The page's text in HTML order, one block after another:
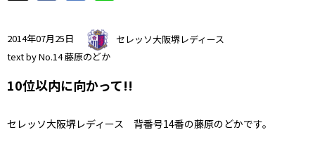
2014年07月25日
セレッソ大阪堺レディース
text by No.14 藤原のどか
10位以内に向かって!!
セレッソ大阪堺レディース 背番号14番の藤原のどかです。